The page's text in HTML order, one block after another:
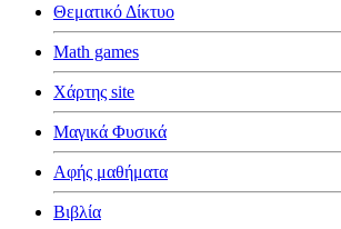
Θεματικό Δίκτυο
Math games
Χάρτης site
Μαγικά Φυσικά
Αφής μαθήματα
Βιβλία